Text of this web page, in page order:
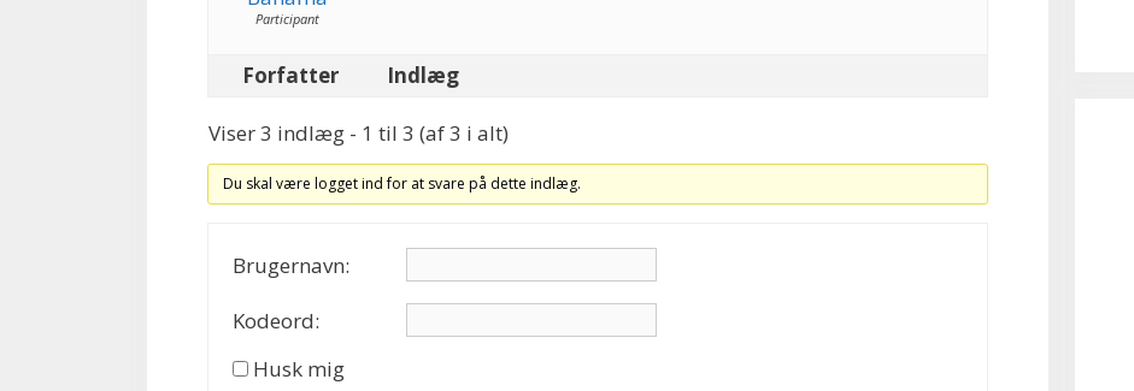
Participant
Forfatter Indlæg
Viser 3 indlæg - 1 til 3 (af 3 i alt)
Du skal være logget ind for at svare på dette indlæg.
Brugernavn:
Kodeord:
Husk mig